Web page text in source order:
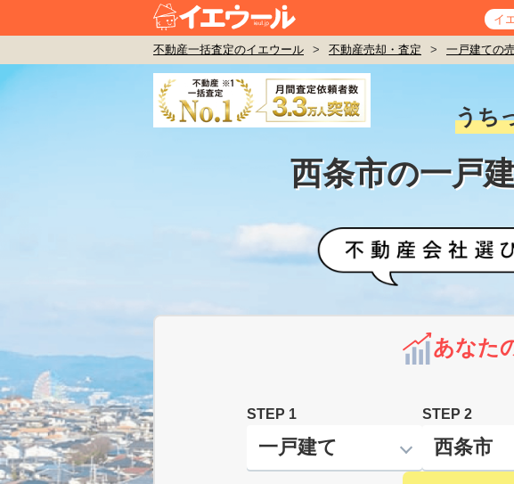
イ
不動産一括査定のイエウール > 不動産売却・査定 > 一戸建ての
うち
西条市の一戸
あなた
STEP 1 STEP 2